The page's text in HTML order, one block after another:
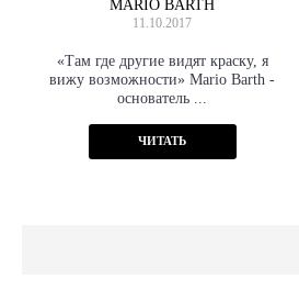
MARIO BARTH
11.10.2017
«Там где другие видят краску, я
вижу возможности» Mario Barth -
основатель ...
ЧИТАТЬ